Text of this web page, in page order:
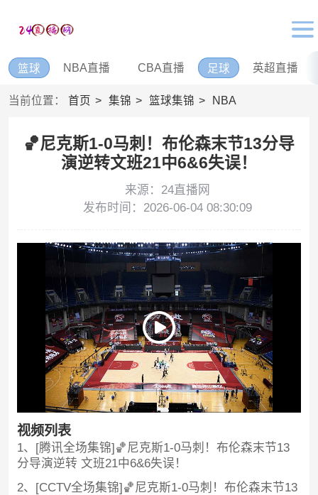
篮球 NBA直播 CBA直播 足球 英超直播
当前位置： 首页 集锦 篮球集锦 NBA
🏀尼克斯1-0马刺！布伦森末节13分导
演逆转文班21中6&6失误！
来源：24直播网
发布时间：2026-06-04 08:30:09
视频列表
1、[腾讯全场集锦]🏀尼克斯1-0马刺！布伦森末节13
分导演逆转 文班21中6&6失误！
2、[CCTV全场集锦]🏀尼克斯1-0马刺！布伦森末节13